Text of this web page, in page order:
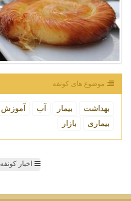
موضوع های كونفه
بهداشت بیمار آب آموزش
بیماری
بازار
اخبار کونفه